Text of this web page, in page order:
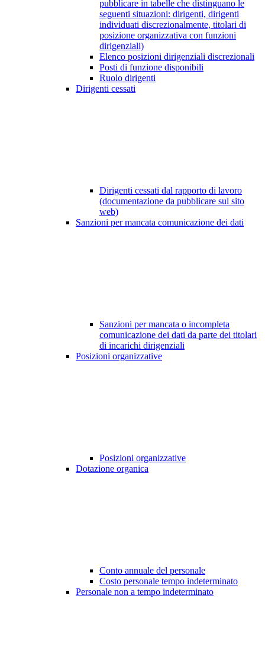
pubblicare in tabelle che distinguano le
seguenti situazioni: dirigenti, dirigenti
individuati discrezionalmente, titolari di
posizione organizzativa con funzioni
dirigenziali)
Elenco posizioni dirigenziali discrezionali
Posti di funzione disponibili
Ruolo dirigenti
Dirigenti cessati
Dirigenti cessati dal rapporto di lavoro
(documentazione da pubblicare sul sito
web)
Sanzioni per mancata comunicazione dei dati
Sanzioni per mancata o incompleta
comunicazione dei dati da parte dei titolari
di incarichi dirigenziali
Posizioni organizzative
Posizioni organizzative
Dotazione organica
Conto annuale del personale
Costo personale tempo indeterminato
Personale non a tempo indeterminato